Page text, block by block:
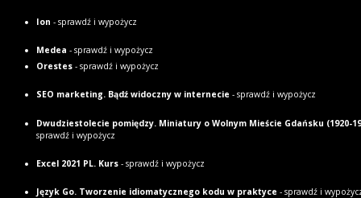
Ion - sprawdź i wypożycz
Medea - sprawdź i wypożycz
Orestes - sprawdź i wypożycz
SEO marketing. Bądź widoczny w internecie - sprawdź i wypożycz
Dwudziestolecie pomiędzy. Miniatury o Wolnym Mieście Gdańsku (1920-
sprawdź i wypożycz
Excel 2021 PL. Kurs- sprawdź i wypożycz
Język Go. Tworzenie idiomatycznego kodu w praktyce - sprawdź i